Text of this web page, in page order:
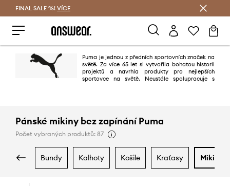
FINAL SALE %! VÍCE
Puma je jednou z předních sportovních značek na
světě. Za více 65 let si vytvořila bohatou historii
projektů a navrhla produkty pro nejlepších
sportovce na světě. Neustále spolupracuje s
Pánské mikiny bez zapínání Puma
Počet vybraných produktů: 87
bundy kalhoty košile kraťasy mikiny